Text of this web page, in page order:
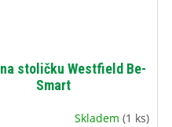
stoličku Westfield Be-
Smart
Skladem(1 ks)